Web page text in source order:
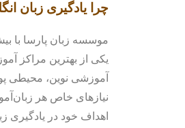
چرا یادگیری زبان
موسسه زبان پارسا با
یکی از بهترین مراکز
آموزشی نوین، محیطی
نیازهای خاص هر
اهداف خود در یادگیری